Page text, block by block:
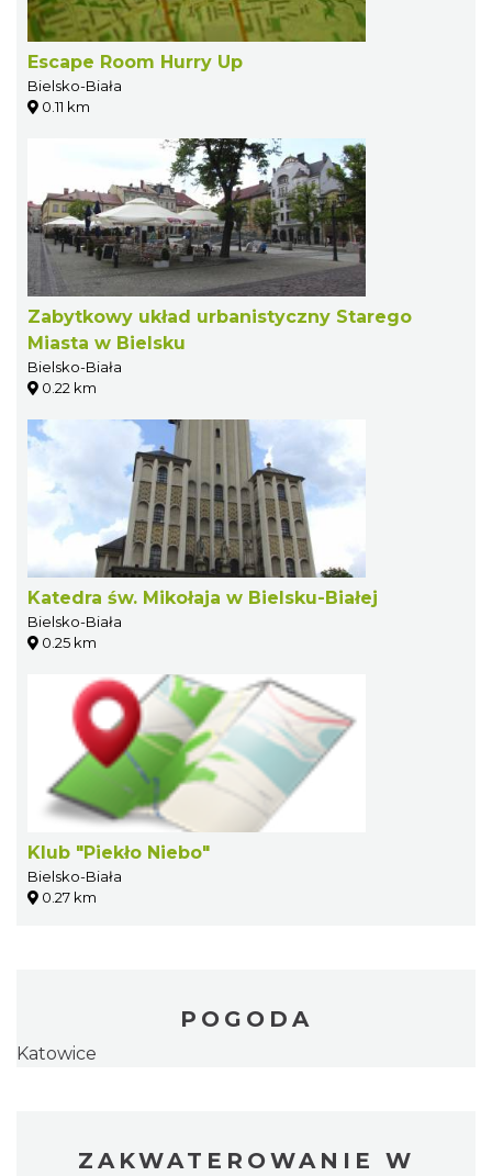
Escape Room Hurry Up
Bielsko-Biała
0.11 km
Zabytkowy układ urbanistyczny Starego
Miasta w Bielsku
Bielsko-Biała
0.22 km
Katedra św. Mikołaja w Bielsku-Białej
Bielsko-Biała
0.25 km
Klub "Piekło Niebo"
Bielsko-Biała
0.27 km
POGODA
Katowice
ZAKWATEROWANIE W